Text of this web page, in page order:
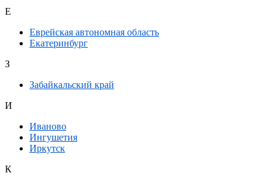
Е
Еврейская автономная область
Екатеринбург
З
Забайкальский край
И
Иваново
Ингушетия
Иркутск
К